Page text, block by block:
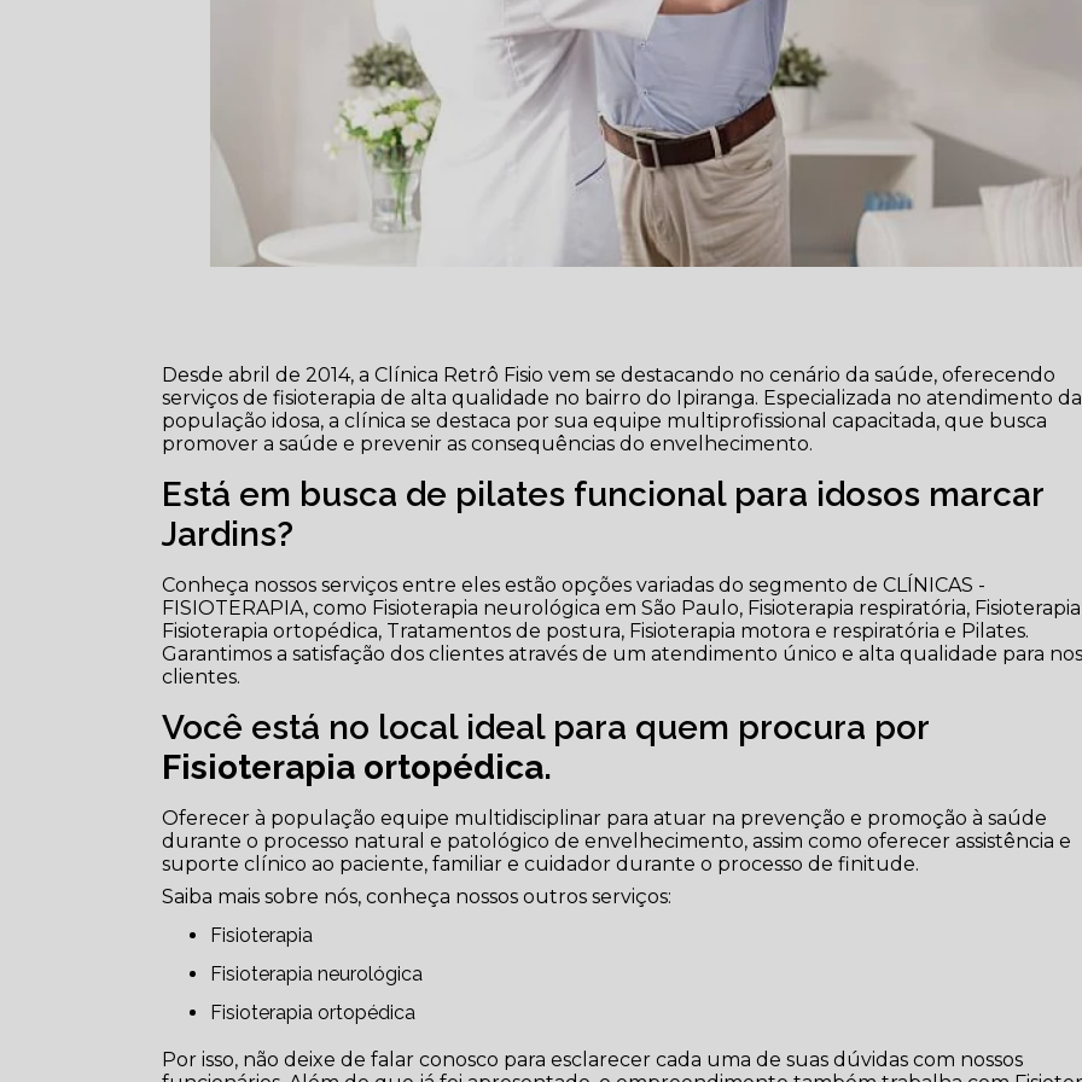
Desde abril de 2014, a Clínica Retrô Fisio vem se destacando no cenário da saúde, oferecendo
serviços de fisioterapia de alta qualidade no bairro do Ipiranga. Especializada no atendimento da
população idosa, a clínica se destaca por sua equipe multiprofissional capacitada, que busca
promover a saúde e prevenir as consequências do envelhecimento.
Está em busca de pilates funcional para idosos marcar
Jardins?
Conheça nossos serviços entre eles estão opções variadas do segmento de CLÍNICAS -
FISIOTERAPIA, como Fisioterapia neurológica em São Paulo, Fisioterapia respiratória,
Fisioterapia ortopédica, Tratamentos de postura, Fisioterapia motora e respiratória e Pilates.
Garantimos a satisfação dos clientes através de um atendimento único e alta qualidade para
clientes.
Você está no local ideal para quem procura por
Fisioterapia ortopédica.
Oferecer à população equipe multidisciplinar para atuar na prevenção e promoção à saúde
durante o processo natural e patológico de envelhecimento, assim como oferecer assistência e
suporte clínico ao paciente, familiar e cuidador durante o processo de finitude.
Saiba mais sobre nós, conheça nossos outros serviços:
Fisioterapia
Fisioterapia neurológica
Fisioterapia ortopédica
Por isso, não deixe de falar conosco para esclarecer cada uma de suas dúvidas com nossos